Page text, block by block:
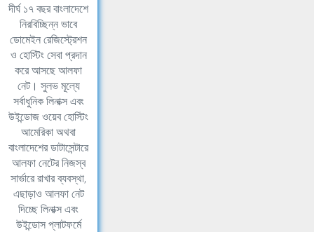
দীর্ঘ ১৭ বছর বাংলাদেশে
নিরবিচ্ছিন্ন ভাবে
ডোমেইন রেজিস্ট্রেশন
ও হোস্টিং সেবা প্রদান
করে আসছে আলফা
নেট। সুলভ মূল্যে
সর্বাধুনিক লিনাক্স এবং
উইন্ডোজ ওয়েব হোস্টিং
আমেরিকা অথবা
বাংলাদেশের ডাটাসেন্টারে
আলফা নেটের নিজস্ব
সার্ভারে রাখার ব্যবস্থা,
এছাড়াও আলফা নেট
দিচ্ছে লিনাক্স এবং
উইন্ডোস প্লাটফর্মে